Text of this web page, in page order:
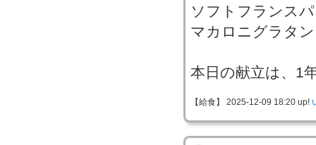
ソフトフランス
マカロニグラタ
本日の献立は、1
【給食】 2025-12-09 18:20 up!